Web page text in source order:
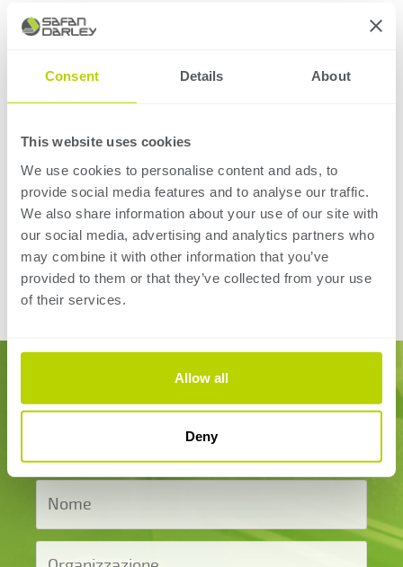
Consent Details About
This website uses cookies
We use cookies to personalise content and ads, to
provide social media features and to analyse our traffic.
We also share information about your use of our site with
our social media, advertising and analytics partners who
may combine it with other information that you’ve
provided to them or that they’ve collected from your use
of their services.
Allow all
Deny
Centro di formazione di
Tutti i corsi si tengono presso il centro di formazione di
persone, seguono un programma intensivo e mirato.
SafanDarley fornisce pranzo e bevande durante la
giornata o le giornate di corso.Su richiesta,
SafanDarley può formare anche i vostri tecnici per
consentire loro di eseguire personalmente l'assistenza
di primo intervento.
Course information